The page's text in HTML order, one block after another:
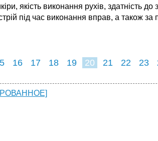
якість виконання рухів, здатність
під час виконання вправ, а також
16 17 18 19 20 21 22 23